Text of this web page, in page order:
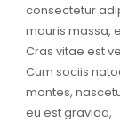
consectetur
mauris massa,
Cras vitae est
Cum sociis
montes,
eu est gravida,